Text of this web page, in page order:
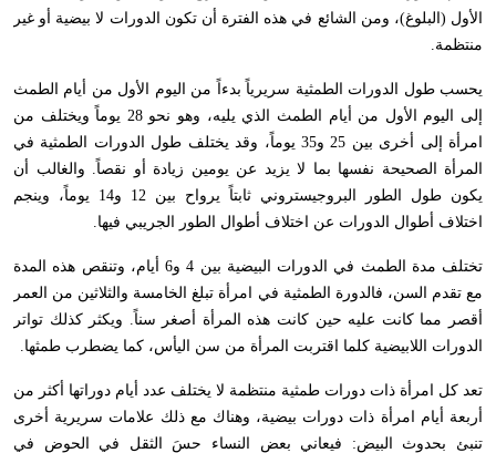
الأول (البلوغ)، ومن الشائع في هذه الفترة أن تكون الدورات لا بيضية أو غير
منتظمة.
يحسب طول الدورات الطمثية سريرياً بدءاً من اليوم الأول من أيام الطمث
إلى اليوم الأول من أيام الطمث الذي يليه، وهو نحو 28 يوماً ويختلف من
امرأة إلى أخرى بين 25 و35 يوماً، وقد يختلف طول الدورات الطمثية في
المرأة الصحيحة نفسها بما لا يزيد عن يومين زيادة أو نقصاً. والغالب أن
يكون طول الطور البروجيستروني ثابتاً يرواح بين 12 و14 يوماً، وينجم
اختلاف أطوال الدورات عن اختلاف أطوال الطور الجريبي فيها.
تختلف مدة الطمث في الدورات البيضية بين 4 و6 أيام، وتنقص هذه المدة
مع تقدم السن، فالدورة الطمثية في امرأة تبلغ الخامسة والثلاثين من العمر
أقصر مما كانت عليه حين كانت هذه المرأة أصغر سناً. ويكثر كذلك تواتر
الدورات اللابيضية كلما اقتربت المرأة من سن اليأس، كما يضطرب طمثها.
تعد كل امرأة ذات دورات طمثية منتظمة لا يختلف عدد أيام دوراتها أكثر من
أربعة أيام امرأة ذات دورات بيضية، وهناك مع ذلك علامات سريرية أخرى
تنبئ بحدوث البيض: فيعاني بعض النساء حسَ الثقل في الحوض في